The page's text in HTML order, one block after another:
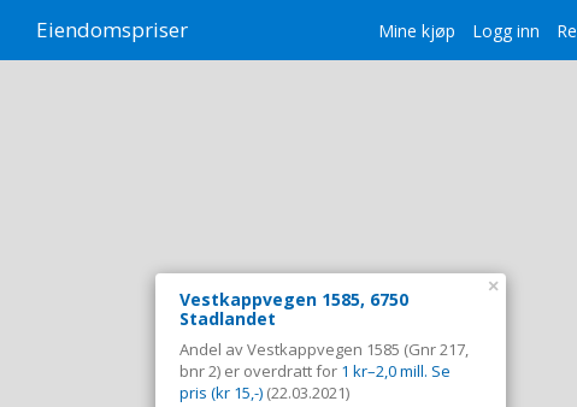
Mine kjøp Logg inn
Eiendomspriser
Vestkappvegen 1585, 6750
Stadlandet
Andel av Vestkappvegen 1585 (Gnr 217,
bnr 2) er overdratt for 1 kr–2,0 mill. Se
pris (kr 15,-) (22.03.2021)
×